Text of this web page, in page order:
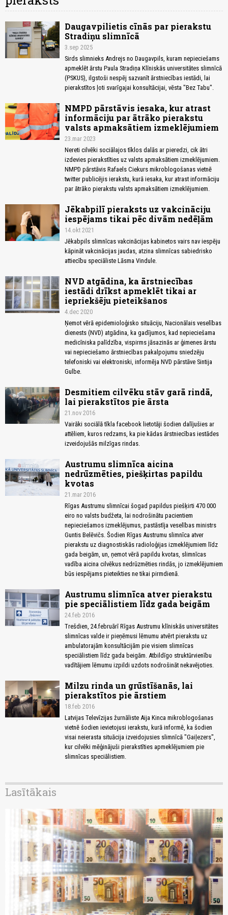
Daugavpilietis cīnās par pierakstu
Stradiņu slimnīcā
3.sep 2025
Sirds slimnieks Andrejs no Daugavpils, kuram nepieciešams
apmeklēt ārstu Paula Stradiņa Klīniskās universitātes slimnīcā
(PSKUS), ilgstoši nespēj sazvanīt ārstniecības iestādi, lai
pierakstītos ļoti svarīgajai konsultācijai, vēsta "Bez Tabu".
NMPD pārstāvis iesaka, kur atrast
informāciju par ātrāko pierakstu
valsts apmaksātiem izmeklējumiem
23.mar 2023
Nereti cilvēki sociālajos tīklos dalās ar pieredzi, cik ātri
izdevies pierakstīties uz valsts apmaksātiem izmeklējumiem.
NMPD pārstāvis Rafaels Ciekurs mikroblogošanas vietnē
twitter publicējis ierakstu, kurā iesaka, kur atrast informāciju
par ātrāko pierakstu valsts apmaksātiem izmeklējumiem.
Jēkabpilī pieraksts uz vakcināciju
iespējams tikai pēc divām nedēļām
14.okt 2021
Jēkabpils slimnīcas vakcinācijas kabinetos vairs nav iespēju
kāpināt vakcinācijas jaudas, atzina slimnīcas sabiedrisko
attiecību speciāliste Lāsma Vindule.
NVD atgādina, ka ārstniecības
iestādi drīkst apmeklēt tikai ar
iepriekšēju pieteikšanos
4.dec 2020
Ņemot vērā epidemioloģisko situāciju, Nacionālais veselības
dienests (NVD) atgādina, ka gadījumos, kad nepieciešama
medicīniska palīdzība, vispirms jāsazinās ar ģimenes ārstu
vai nepieciešamo ārstniecības pakalpojumu sniedzēju
telefoniski vai elektroniski, informēja NVD pārstāve Sintija
Gulbe.
Desmitiem cilvēku stāv garā rindā,
lai pierakstītos pie ārsta
21.nov 2016
Vairāki sociālā tīkla facebook lietotāji šodien dalījušies ar
attēliem, kuros redzams, ka pie kādas ārstniecības iestādes
izveidojušās milzīgas rindas.
Austrumu slimnīca aicina
nedrūzmēties, piešķirtas papildu
kvotas
21.mar 2016
Rīgas Austrumu slimnīcai šogad papildus piešķirti 470 000
eiro no valsts budžeta, lai nodrošinātu pacientiem
nepieciešamos izmeklējumus, pastāstīja veselības ministrs
Guntis Belēvičs. Šodien Rīgas Austrumu slimnīca atver
pierakstu uz diagnostiskās radioloģijas izmeklējumiem līdz
gada beigām, un, ņemot vērā papildu kvotas, slimnīcas
vadība aicina cilvēkus nedrūzmēties rindās, jo izmeklējumiem
būs iespējams pieteikties ne tikai pirmdienā.
Austrumu slimnīca atver pierakstu
pie speciālistiem līdz gada beigām
24.feb 2016
Trešdien, 24.februārī Rīgas Austrumu klīniskās universitātes
slimnīcas valde ir pieņēmusi lēmumu atvērt pierakstu uz
ambulatorajām konsultācijām pie visiem slimnīcas
speciālistiem līdz gada beigām. Atbildīgo struktūrvienību
vadītājiem lēmumu izpildi uzdots nodrošināt nekavējoties.
Milzu rinda un grūstīšanās, lai
pierakstītos pie ārstiem
18.feb 2016
Latvijas Televīzijas žurnāliste Aija Kinca mikroblogošanas
vietnē šodien ievietojusi ierakstu, kurā informē, ka šodien
visai neierasta situācija izveidojusies slimnīcā "Gaiļezers",
kur cilvēki mēģinājuši pierakstīties apmeklējumiem pie
slimnīcas speciālistiem.
Lasītākais